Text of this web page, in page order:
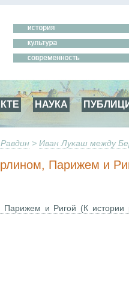
НАУКА
> Иван Лукаш между
Парижем и
и Ригой (К истории